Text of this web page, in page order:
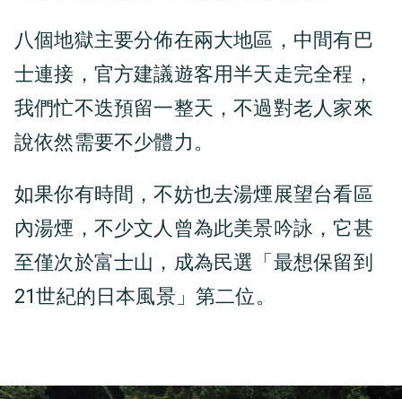
八個地獄主要分佈在兩大地區，中間有巴
士連接，官方建議遊客用半天走完全程，
我們忙不迭預留一整天，不過對老人家來
說依然需要不少體力。
如果你有時間，不妨也去湯煙展望台看區
內湯煙，不少文人曾為此美景吟詠，它甚
至僅次於富士山，成為民選「最想保留到
21世紀的日本風景」第二位。